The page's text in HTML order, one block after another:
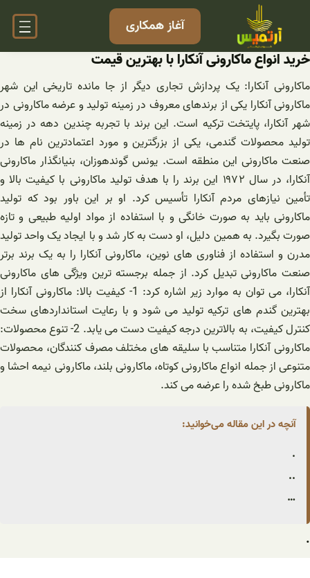
آغاز همکاری
خرید انواع ماکارونی آنکارا با بهترین قیمت
ماکارونی آنکارا: یک پردازش تجاری دیگر از جا مانده تاریخی این شهر
ماکارونی آنکارا یکی از برندهای معروف در زمینه تولید و عرضه ماکارونی در
شهر آنکارا، پایتخت ترکیه است. این برند با تجربه چندین دهه در زمینه
تولید محصولات گندمی، یکی از بزرگترین و مورد اعتمادترین نام ها در
صنعت ماکارونی این منطقه است. یونس گوندهوزان، بنیانگذار ماکارونی
آنکارا، در سال ۱۹۷۲ این برند را با هدف تولید ماکارونی با کیفیت بالا و
تأمین نیازهای مردم آنکارا تأسیس کرد. او بر این باور بود که تولید
ماکارونی باید به صورت خانگی و با استفاده از مواد اولیه طبیعی و تازه
صورت بگیرد. به همین دلیل، او دست به کار شد و با ایجاد یک واحد تولید
مدرن و استفاده از فناوری های نوین، ماکارونی آنکارا را به یک برند برتر
صنعت ماکارونی تبدیل کرد. از جمله برجسته ترین ویژگی های ماکارونی
آنکارا، می توان به موارد زیر اشاره کرد: 1- کیفیت بالا: ماکارونی آنکارا از
بهترین گندم های ترکیه تولید می شود و با رعایت استانداردهای سخت
کنترل کیفیت، به بالاترین درجه کیفیت دست می یابد. 2- تنوع محصولات:
ماکارونی آنکارا متناسب با سلیقه های مختلف مصرف کنندگان، محصولات
متنوعی از جمله انواع ماکارونی کوتاه، ماکارونی بلند، ماکارونی نیمه احشا و
ماکارونی طبخ شده را عرضه می کند.
آنچه در این مقاله می‌خوانید:
.
..
…
.